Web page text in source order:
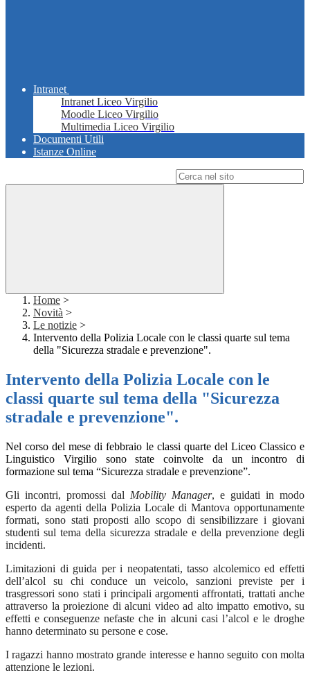
Intranet
Intranet Liceo Virgilio
Moodle Liceo Virgilio
Multimedia Liceo Virgilio
Documenti Utili
Istanze Online
Home >
Novità >
Le notizie >
Intervento della Polizia Locale con le classi quarte sul tema
della "Sicurezza stradale e prevenzione".
Intervento della Polizia Locale con le
classi quarte sul tema della "Sicurezza
stradale e prevenzione".
Nel corso del mese di febbraio le classi quarte del Liceo Classico e
Linguistico Virgilio sono state coinvolte da un incontro di
formazione sul tema “Sicurezza stradale e prevenzione”.
Gli incontri, promossi dal Mobility Manager, e guidati in modo
esperto da agenti della Polizia Locale di Mantova opportunamente
formati, sono stati proposti allo scopo di sensibilizzare i giovani
studenti sul tema della sicurezza stradale e della prevenzione degli
incidenti.
Limitazioni di guida per i neopatentati, tasso alcolemico ed effetti
dell’alcol su chi conduce un veicolo, sanzioni previste per i
trasgressori sono stati i principali argomenti affrontati, trattati anche
attraverso la proiezione di alcuni video ad alto impatto emotivo, su
effetti e conseguenze nefaste che in alcuni casi l’alcol e le droghe
hanno determinato su persone e cose.
I ragazzi hanno mostrato grande interesse e hanno seguito con molta
attenzione le lezioni.